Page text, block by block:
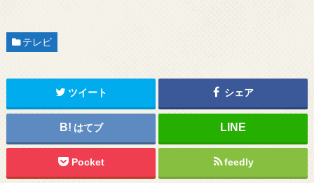
テレビ
ツイート シェア
はてブ
Pocket feedly